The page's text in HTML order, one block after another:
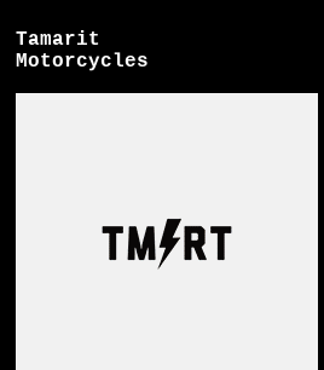
Tamarit
Motorcycles